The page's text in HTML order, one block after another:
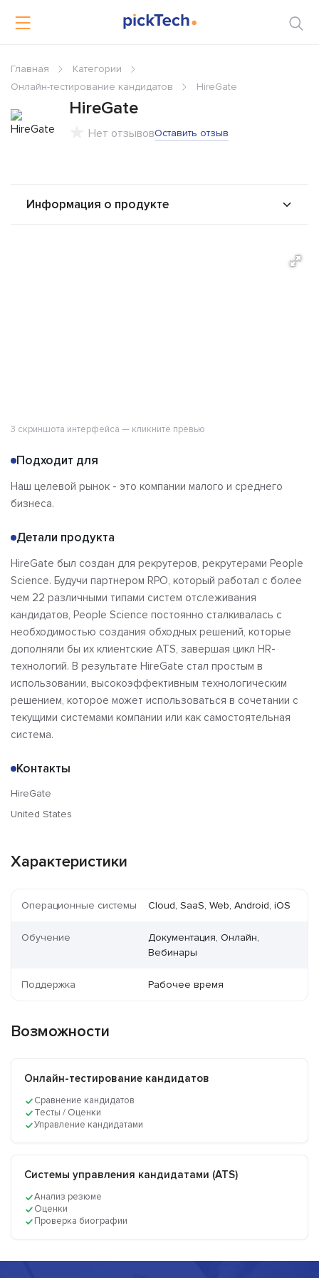
Главная
Категории
Онлайн-тестирование кандидатов
HireGate
HireGate
Нет отзывовОставить отзыв
Информация о продукте
3 скриншота интерфейса — кликните превью
Подходит для
Наш целевой рынок - это компании малого и среднего
бизнеса.
Детали продукта
HireGate был создан для рекрутеров, рекрутерами People
Science. Будучи партнером RPO, который работал с более
чем 22 различными типами систем отслеживания
кандидатов, People Science постоянно сталкивалась с
необходимостью создания обходных решений, которые
дополняли бы их клиентские ATS, завершая цикл HR-
технологий. В результате HireGate стал простым в
использовании, высокоэффективным технологическим
решением, которое может использоваться в сочетании с
текущими системами компании или как самостоятельная
система.
Контакты
HireGate
United States
Характеристики
Операционные системы Cloud, SaaS, Web, Android, iOS
Обучение
Документация, Онлайн,
Вебинары
Поддержка Рабочее время
Возможности
Онлайн-тестирование кандидатов
Сравнение кандидатов
Тесты / Оценки
Управление кандидатами
Системы управления кандидатами (ATS)
Анализ резюме
Оценки
Проверка биографии